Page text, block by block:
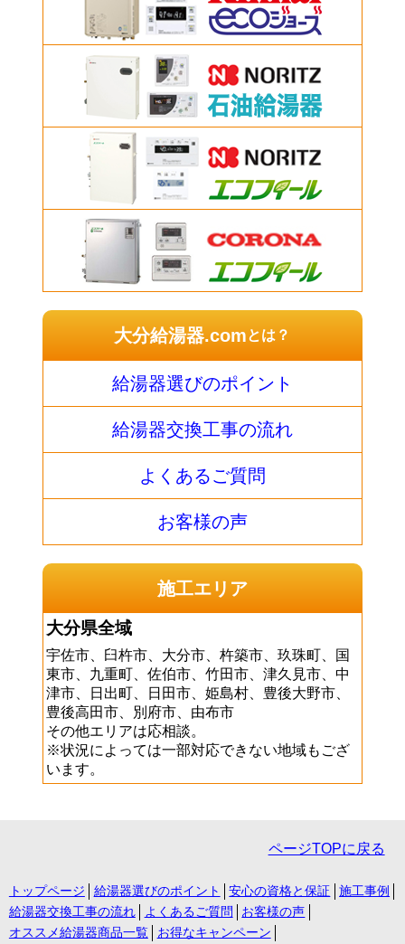
大分給湯器.comとは？
給湯器選びのポイント
給湯器交換工事の流れ
よくあるご質問
お客様の声
施工エリア
大分県全域
宇佐市、臼杵市、大分市、杵築市、玖珠町、国
東市、九重町、佐伯市、竹田市、津久見市、中
津市、日出町、日田市、姫島村、豊後大野市、
豊後高田市、別府市、由布市
その他エリアは応相談。
※状況によっては一部対応できない地域もござ
います。
ページTOPに戻る
トップページ 給湯器選びのポイント 安心の資格と保証
施工事例
給湯器交換工事の流れ
よくあるご質問
お客様の声
オススメ給湯器商品一覧
お得なキャンペーン